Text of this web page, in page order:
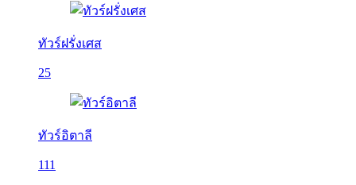
ทัวร์ฝรั่งเศส
25
ทัวร์อิตาลี
111